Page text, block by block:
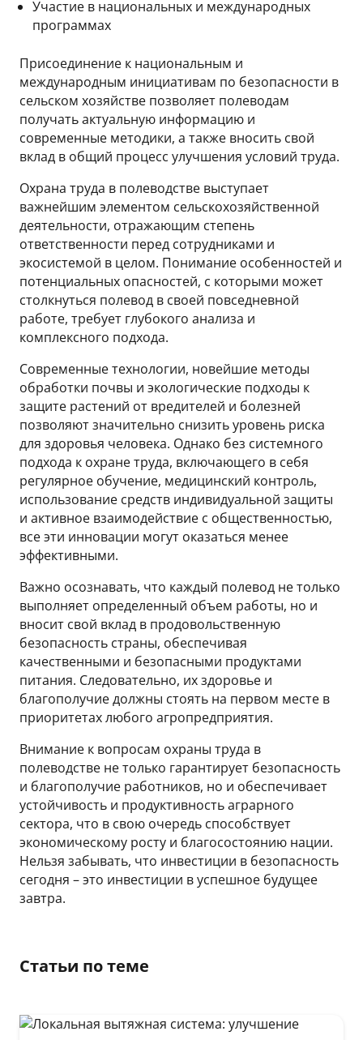
Участие в национальных и международных
программах
Присоединение к национальным и
международным инициативам по безопасности в
сельском хозяйстве позволяет полеводам
получать актуальную информацию и
современные методики, а также вносить свой
вклад в общий процесс улучшения условий труда.
Охрана труда в полеводстве выступает
важнейшим элементом сельскохозяйственной
деятельности, отражающим степень
ответственности перед сотрудниками и
экосистемой в целом. Понимание особенностей и
потенциальных опасностей, с которыми может
столкнуться полевод в своей повседневной
работе, требует глубокого анализа и
комплексного подхода.
Современные технологии, новейшие методы
обработки почвы и экологические подходы к
защите растений от вредителей и болезней
позволяют значительно снизить уровень риска
для здоровья человека. Однако без системного
подхода к охране труда, включающего в себя
регулярное обучение, медицинский контроль,
использование средств индивидуальной защиты
и активное взаимодействие с общественностью,
все эти инновации могут оказаться менее
эффективными.
Важно осознавать, что каждый полевод не только
выполняет определенный объем работы, но и
вносит свой вклад в продовольственную
безопасность страны, обеспечивая
качественными и безопасными продуктами
питания. Следовательно, их здоровье и
благополучие должны стоять на первом месте в
приоритетах любого агропредприятия.
Внимание к вопросам охраны труда в
полеводстве не только гарантирует безопасность
и благополучие работников, но и обеспечивает
устойчивость и продуктивность аграрного
сектора, что в свою очередь способствует
экономическому росту и благосостоянию нации.
Нельзя забывать, что инвестиции в безопасность
сегодня – это инвестиции в успешное будущее
завтра.
Статьи по теме